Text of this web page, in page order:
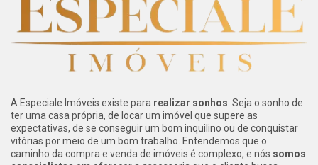
A Especiale Imóveis existe para realizar sonhos . Seja o sonho de
ter uma casa própria, de locar um imóvel que supere as
expectativas, de se conseguir um bom inquilino ou de conquistar
vitórias por meio de um bom trabalho. Entendemos que o
caminho da compra e venda de imóveis é complexo, e nós somos